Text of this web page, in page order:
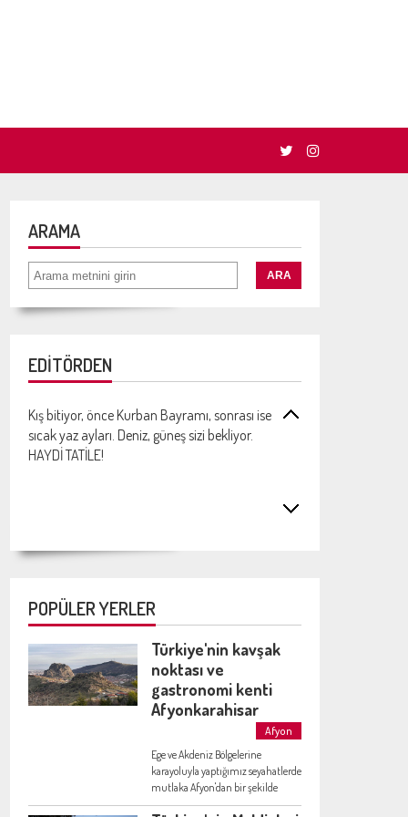
ARAMA
EDİTÖRDEN
Kış bitiyor, önce Kurban Bayramı, sonrası ise
sıcak yaz ayları. Deniz, güneş sizi bekliyor.
HAYDİ TATİLE!
Çok teşekkürler. Sizlerin desteğiyle bugünlere
Alibey Adası bir yanda, Çıralı diğer yanda.
Mazı, Bodrum yakınlarında sizleri bekliyor.
Tatil bir tık uzağınızda.
KAPADOKYA... "Güzel atlar ülkesi" olarak
POPÜLER YERLER
Türkiye'nin kavşak
noktası ve
gastronomi kenti
Afyonkarahisar
Afyon
Ege ve Akdeniz Bölgelerine
karayoluyla yaptığımız seyahatlerde
mutlaka Afyon'dan bir şekilde
geçeriz. Afyon girişinde dinlenme